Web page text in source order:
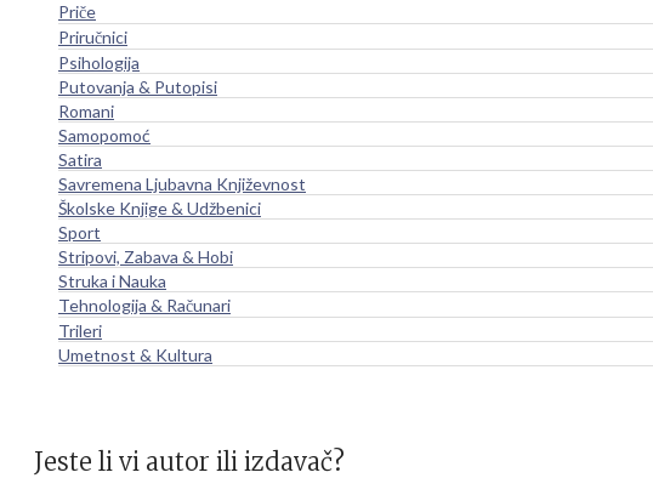
Priče
Priručnici
Psihologija
Putovanja & Putopisi
Romani
Samopomoć
Satira
Savremena Ljubavna Književnost
Školske Knjige & Udžbenici
Sport
Stripovi, Zabava & Hobi
Struka i Nauka
Tehnologija & Računari
Trileri
Umetnost & Kultura
Jeste li vi autor ili izdavač?